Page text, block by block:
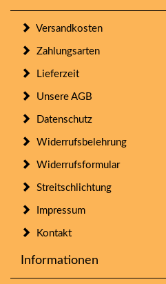
Versandkosten
Zahlungsarten
Lieferzeit
Unsere AGB
Datenschutz
Widerrufsbelehrung
Widerrufsformular
Streitschlichtung
Impressum
Kontakt
Informationen